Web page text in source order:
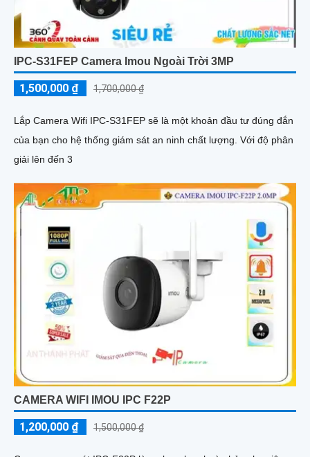
IPC-S31FEP Camera Imou Ngoài Trời 3MP
1,500,000 ₫ 1,700,000 ₫
Lắp Camera Wifi IPC-S31FEP sẽ là một khoản đầu tư đúng đắn
của bạn cho hệ thống giám sát an ninh chất lượng. Với độ phân
giải lên đến 3
CAMERA WIFI IMOU IPC F22P
1,200,000 ₫ 1,500,000 ₫